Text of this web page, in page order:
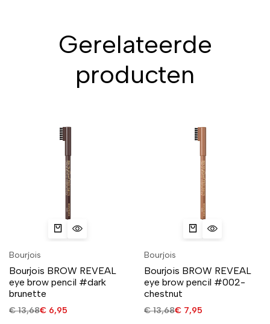
Gerelateerde
producten
Bourjois
Bourjois BROW REVEAL
eye brow pencil #dark
brunette
€13,68€ 6,95
Bourjois
Bourjois BROW REVEAL
eye brow pencil #002-
chestnut
€13,68€ 7,95